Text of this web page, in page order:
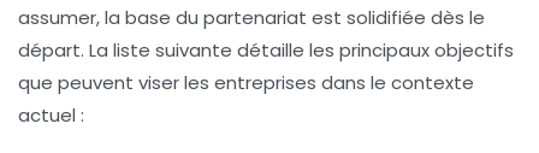
assumer, la base du partenariat est solidifiée dès le
départ. La liste suivante détaille les principaux objectifs
que peuvent viser les entreprises dans le contexte
actuel :